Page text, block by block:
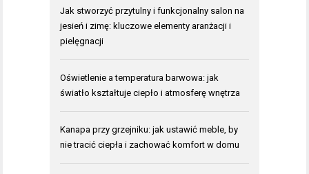
Jak stworzyć przytulny i funkcjonalny salon na
jesień i zimę: kluczowe elementy aranżacji i
pielęgnacji
Oświetlenie a temperatura barwowa: jak
światło kształtuje ciepło i atmosferę wnętrza
Kanapa przy grzejniku: jak ustawić meble, by
nie tracić ciepła i zachować komfort w domu